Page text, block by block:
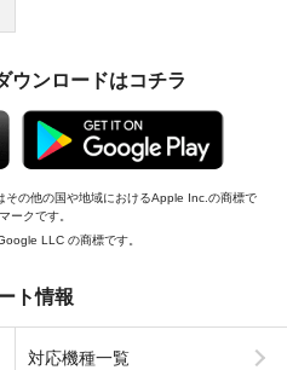
ウンロードはコチラ
の他の国や地域におけるApple Inc.の商標で
ークです。
LLC の商標です。
ト情報
対応機種一覧